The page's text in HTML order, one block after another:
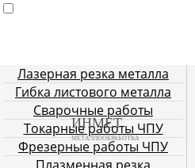
ГлавнаяУслуги
ИНМЕТ
МЕТАЛЛООБРАБОТКА
Лазерная резка металла
Гибка листового металла
Сварочные работы
Токарные работы ЧПУ
Фрезерные работы ЧПУ